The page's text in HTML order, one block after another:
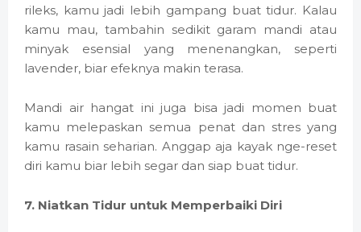
rileks, kamu jadi lebih gampang buat tidur. Kalau
kamu mau, tambahin sedikit garam mandi atau
minyak esensial yang menenangkan, seperti
lavender, biar efeknya makin terasa.
Mandi air hangat ini juga bisa jadi momen buat
kamu melepaskan semua penat dan stres yang
kamu rasain seharian. Anggap aja kayak nge-reset
diri kamu biar lebih segar dan siap buat tidur.
7. Niatkan Tidur untuk Memperbaiki Diri